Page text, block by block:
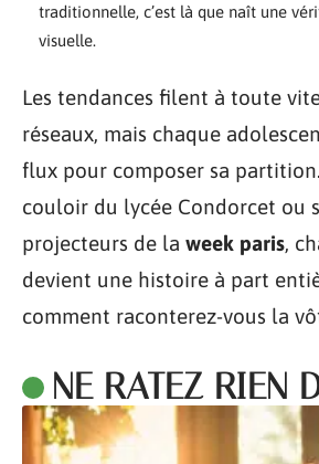
traditionnelle, c’est là que naît une
visuelle.
Les tendances filent à toute
réseaux, mais chaque
flux pour composer sa
couloir du lycée Condorcet ou
projecteurs de la week paris,
devient une histoire à part
comment raconterez-vous la
NE RATEZ RIEN